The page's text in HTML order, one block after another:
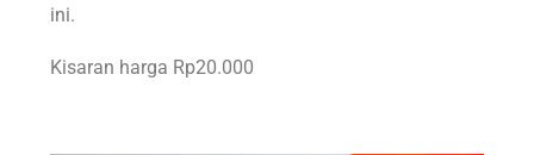
ini.
Kisaran harga Rp20.000